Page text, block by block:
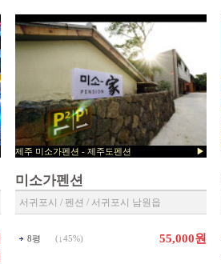
제주 미소가펜션 - 제주도펜션 ▶
미소가펜션
서귀포시 / 펜션 / 서귀포시 남원읍
8평 (↓ 45%) 55,000원